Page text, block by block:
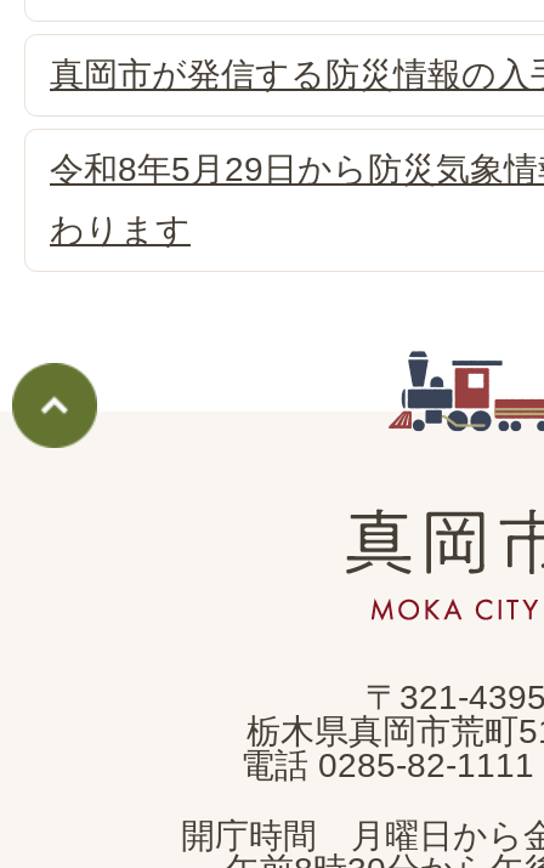
真岡市が発信する防災情報の入
令和8年5月29日から防災気象
わります
真
岡
市
CITY
〒321-
栃木県真岡市荒町
電話 0285-82-1111
開庁時間 月曜日から